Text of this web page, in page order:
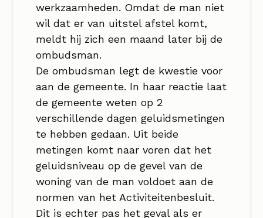
werkzaamheden. Omdat de man niet
wil dat er van uitstel afstel komt,
meldt hij zich een maand later bij de
ombudsman.
De ombudsman legt de kwestie voor
aan de gemeente. In haar reactie laat
de gemeente weten op 2
verschillende dagen geluidsmetingen
te hebben gedaan. Uit beide
metingen komt naar voren dat het
geluidsniveau op de gevel van de
woning van de man voldoet aan de
normen van het Activiteitenbesluit.
Dit is echter pas het geval als er